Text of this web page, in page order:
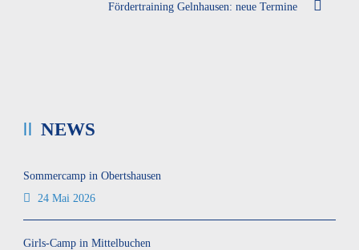
Fördertraining Gelnhausen: neue Termine
NEWS
Sommercamp in Obertshausen
24 Mai 2026
Girls-Camp in Mittelbuchen